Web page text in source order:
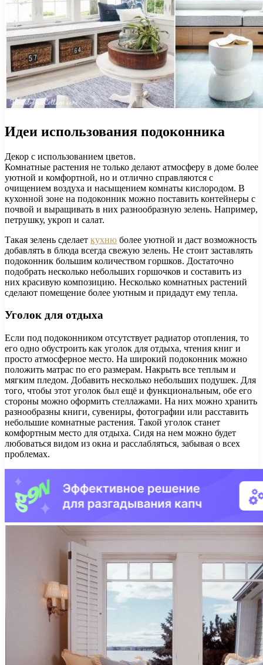
Идеи использования подоконника
Декор с использованием цветов.
Комнатные растения не только делают атмосферу в доме более
уютной и комфортной, но и отлично справляются с
очищением воздуха и насыщением комнаты кислородом. В
кухонной зоне на подоконник можно поставить контейнеры с
почвой и выращивать в них разнообразную зелень. Например,
петрушку, укроп и салат.
Такая зелень сделает кухню более уютной и даст возможность
добавлять в блюда всегда свежую зелень. Не стоит заставлять
подоконник большим количеством горшков. Достаточно
подобрать несколько небольших горшочков и составить из
них красивую композицию. Несколько комнатных растений
сделают помещение более уютным и придадут ему тепла.
Уголок для отдыха
Если под подоконником отсутствует радиатор отопления, то
его одно обустроить как уголок для отдыха, чтения книг и
просто атмосферное место. На широкий подоконник можно
положить матрас по его размерам. Накрыть все теплым и
мягким пледом. Добавить несколько небольших подушек. Для
того, чтобы этот уголок был ещё и функциональным, обе его
стороны можно оформить стеллажами. На них можно хранить
разнообразны книги, сувениры, фотографии или расставить
небольшие комнатные растения. Такой уголок станет
комфортным место для отдыха. Сидя на нем можно будет
любоваться видом из окна и расслабляться, забывая о всех
проблемах.